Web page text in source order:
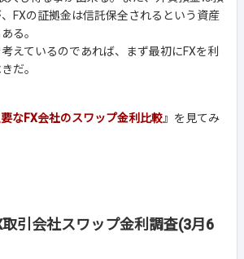
FXの証拠金は信託保全されるという資産
る。
えているのであれば、まず最初にFXを利
だ。
なFX会社のスワップ金利比較』を見てみ
引会社スワップ金利調査(3月6